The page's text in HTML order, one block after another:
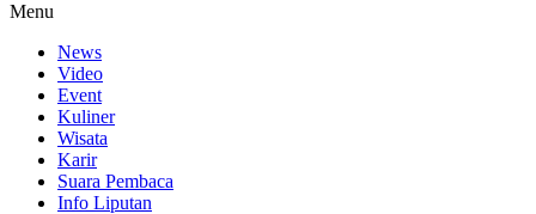
Menu
News
Video
Event
Kuliner
Wisata
Karir
Suara Pembaca
Info Liputan